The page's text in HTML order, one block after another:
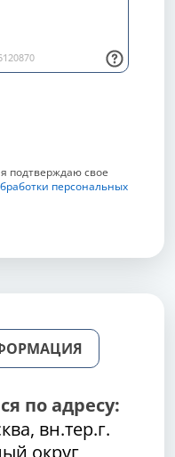
подтверждаю свое
персональных
по адресу:
вн.тер.г.
округ